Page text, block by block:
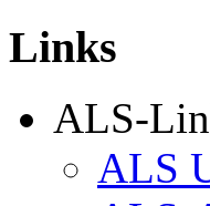
Links
ALS-
ALS